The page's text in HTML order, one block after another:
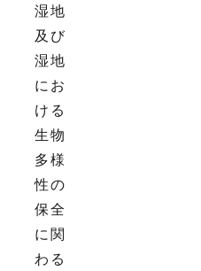
湿地
及び
湿地
にお
ける
生物
多様
性の
保全
に関
わる